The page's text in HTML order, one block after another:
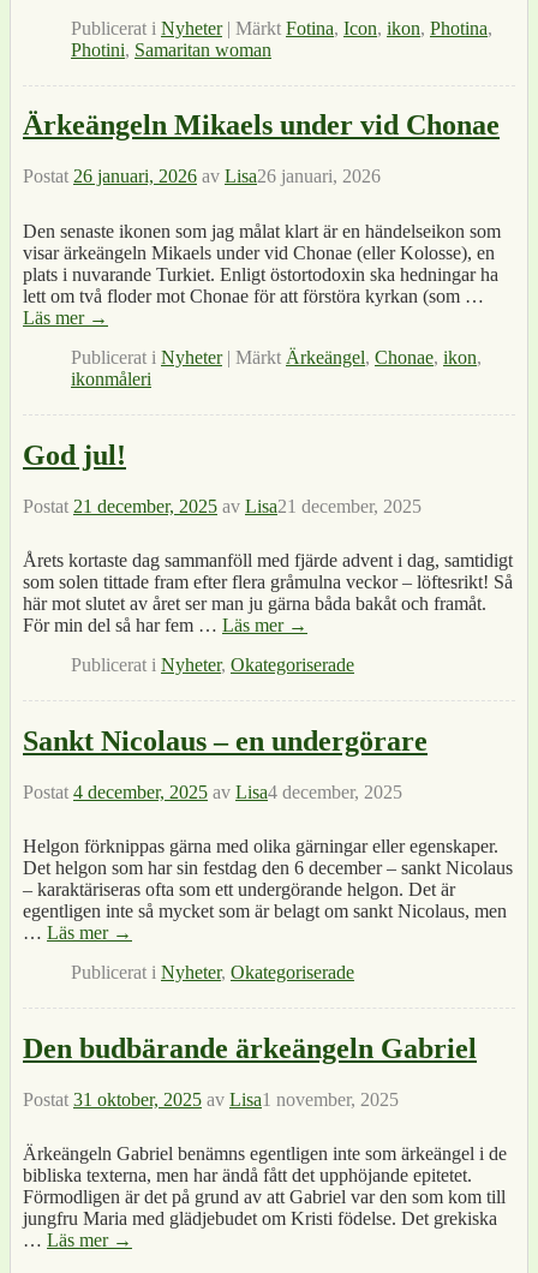
Publicerat i Nyheter| Märkt Fotina, Icon, ikon, Photina,
Photini, Samaritan woman
Ärkeängeln Mikaels under vid Chonae
Postat 26 januari, 2026 av Lisa26 januari, 2026
Den senaste ikonen som jag målat klart är en händelseikon som
visar ärkeängeln Mikaels under vid Chonae (eller Kolosse), en
plats i nuvarande Turkiet. Enligt östortodoxin ska hedningar ha
lett om två floder mot Chonae för att förstöra kyrkan (som …
Läs mer →
Publicerat i Nyheter| Märkt Ärkeängel, Chonae, ikon,
ikonmåleri
God jul!
Postat 21 december, 2025 av Lisa21 december, 2025
Årets kortaste dag sammanföll med fjärde advent i dag, samtidigt
som solen tittade fram efter flera gråmulna veckor – löftesrikt! Så
här mot slutet av året ser man ju gärna båda bakåt och framåt.
För min del så har fem … Läs mer →
Publicerat i Nyheter, Okategoriserade
Sankt Nicolaus – en undergörare
Postat 4 december, 2025 av Lisa4 december, 2025
Helgon förknippas gärna med olika gärningar eller egenskaper.
Det helgon som har sin festdag den 6 december – sankt Nicolaus
– karaktäriseras ofta som ett undergörande helgon. Det är
egentligen inte så mycket som är belagt om sankt Nicolaus, men
… Läs mer →
Publicerat i Nyheter, Okategoriserade
Den budbärande ärkeängeln Gabriel
Postat 31 oktober, 2025 av Lisa1 november, 2025
Ärkeängeln Gabriel benämns egentligen inte som ärkeängel i de
bibliska texterna, men har ändå fått det upphöjande epitetet.
Förmodligen är det på grund av att Gabriel var den som kom till
jungfru Maria med glädjebudet om Kristi födelse. Det grekiska
… Läs mer →